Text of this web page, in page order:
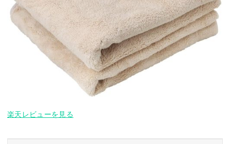
楽天レビューを見る